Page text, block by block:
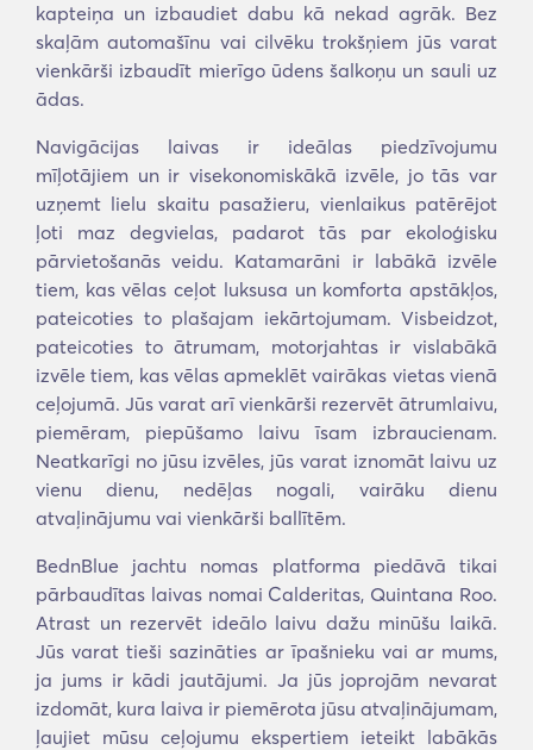
kapteiņa un izbaudiet dabu kā nekad agrāk. Bez
skaļām automašīnu vai cilvēku trokšņiem jūs varat
vienkārši izbaudīt mierīgo ūdens šalkoņu un sauli uz
ādas.
Navigācijas laivas ir ideālas piedzīvojumu
mīļotājiem un ir visekonomiskākā izvēle, jo tās var
uzņemt lielu skaitu pasažieru, vienlaikus patērējot
ļoti maz degvielas, padarot tās par ekoloģisku
pārvietošanās veidu. Katamarāni ir labākā izvēle
tiem, kas vēlas ceļot luksusa un komforta apstākļos,
pateicoties to plašajam iekārtojumam. Visbeidzot,
pateicoties to ātrumam, motorjahtas ir vislabākā
izvēle tiem, kas vēlas apmeklēt vairākas vietas vienā
ceļojumā. Jūs varat arī vienkārši rezervēt ātrumlaivu,
piemēram, piepūšamo laivu īsam izbraucienam.
Neatkarīgi no jūsu izvēles, jūs varat iznomāt laivu uz
vienu dienu, nedēļas nogali, vairāku dienu
atvaļinājumu vai vienkārši ballītēm.
BednBlue jachtu nomas platforma piedāvā tikai
pārbaudītas laivas nomai Calderitas, Quintana Roo.
Atrast un rezervēt ideālo laivu dažu minūšu laikā.
Jūs varat tieši sazināties ar īpašnieku vai ar mums,
ja jums ir kādi jautājumi. Ja jūs joprojām nevarat
izdomāt, kura laiva ir piemērota jūsu atvaļinājumam,
ļaujiet mūsu ceļojumu ekspertiem ieteikt labākās